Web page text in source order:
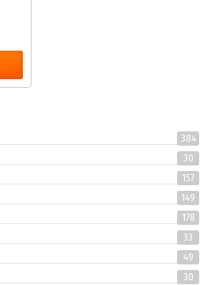
384
30
157
149
178
33
49
30